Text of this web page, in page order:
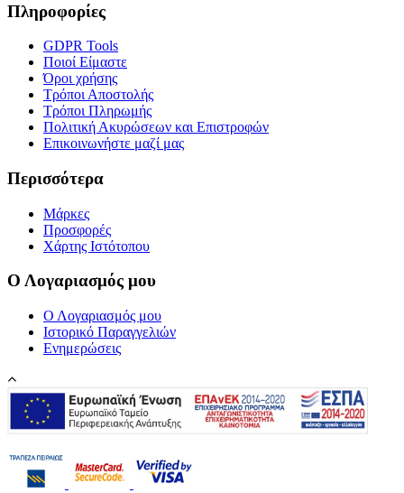
Πληροφορίες
GDPR Tools
Ποιοί Είμαστε
Όροι χρήσης
Τρόποι Αποστολής
Τρόποι Πληρωμής
Πολιτική Ακυρώσεων και Επιστροφών
Επικοινωνήστε μαζί μας
Περισσότερα
Μάρκες
Προσφορές
Χάρτης Ιστότοπου
Ο Λογαριασμός μου
Ο Λογαριασμός μου
Ιστορικό Παραγγελιών
Ενημερώσεις